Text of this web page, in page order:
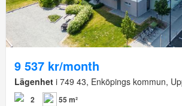
9 537 kr/month
Lägenhet i 749 43, Enköpings kommun,
2 55 m²